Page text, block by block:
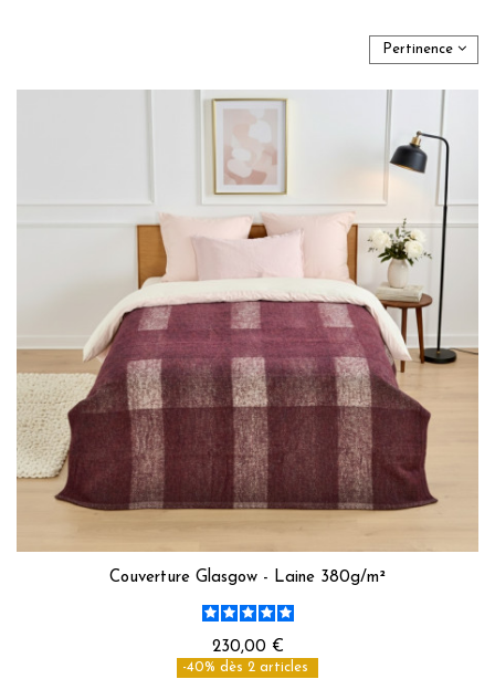
Pertinence
Couverture Glasgow - Laine 380g/m²
230,00 €
-40% dès 2 articles